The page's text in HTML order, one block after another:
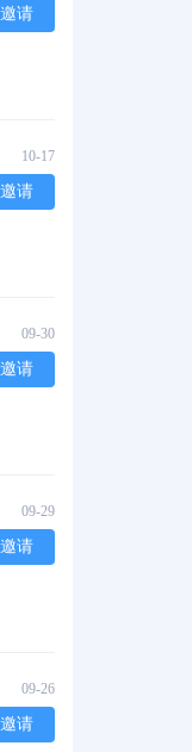
邀请
10-17
邀请
09-30
邀请
09-29
邀请
09-26
邀请